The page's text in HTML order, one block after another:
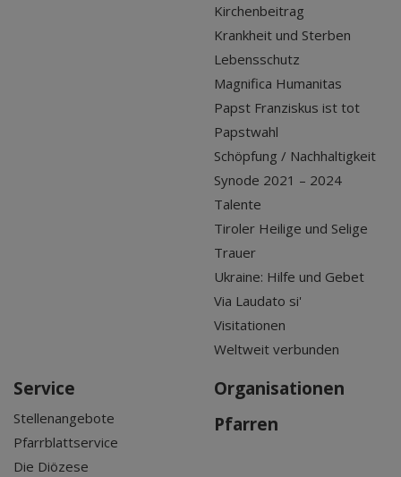
Kirchenbeitrag
Krankheit und Sterben
Lebensschutz
Magnifica Humanitas
Papst Franziskus ist tot
Papstwahl
Schöpfung / Nachhaltigkeit
Synode 2021 – 2024
Talente
Tiroler Heilige und Selige
Trauer
Ukraine: Hilfe und Gebet
Via Laudato si'
Visitationen
Weltweit verbunden
Service
Stellenangebote
Pfarrblattservice
Die Diözese
Organisationen
Pfarren